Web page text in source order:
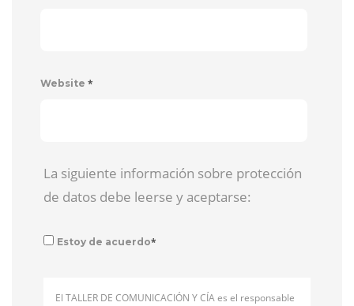
Website *
La siguiente información sobre protección
de datos debe leerse y aceptarse:
Estoy de acuerdo*
El TALLER DE COMUNICACIÓN Y CÍA es el responsable